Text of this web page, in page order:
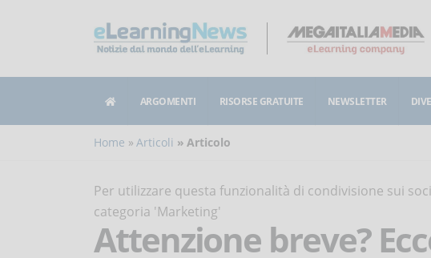
ARGOMENTI RISORSE GRATUITE NEWSLETTER
Home Articoli Articolo
Per utilizzare questa funzionalità di condivisione sui
categoria 'Marketing'
Attenzione breve?